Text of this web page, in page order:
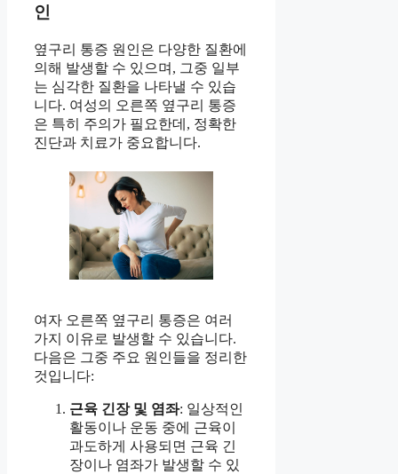
인
옆구리 통증 원인은 다양한 질환에
의해 발생할 수 있으며, 그중 일부
는 심각한 질환을 나타낼 수 있습
니다. 여성의 오른쪽 옆구리 통증
은 특히 주의가 필요한데, 정확한
진단과 치료가 중요합니다.
여자 오른쪽 옆구리 통증은 여러
가지 이유로 발생할 수 있습니다.
다음은 그중 주요 원인들을 정리한
것입니다:
근육 긴장 및 염좌: 일상적인
활동이나 운동 중에 근육이
과도하게 사용되면 근육 긴
장이나 염좌가 발생할 수 있